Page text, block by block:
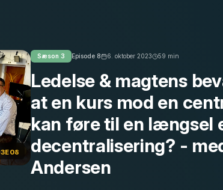
Sæson 3 Episode 8 6. oktober 2023 59 min
Ledelse & magtens
at en kurs mod en
kan føre til en længsel
decentralisering? -
Andersen